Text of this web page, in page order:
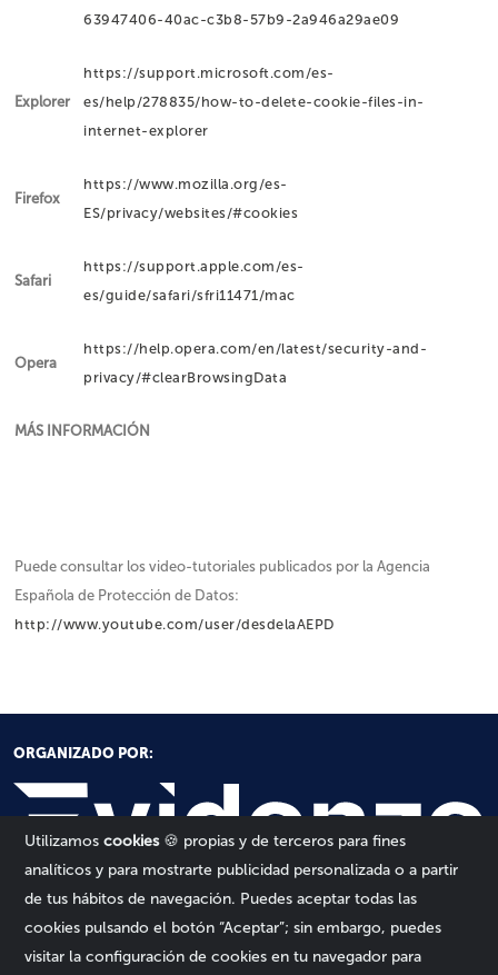
63947406-40ac-c3b8-57b9-2a946a29ae09
Explorer
https://support.microsoft.com/es-
es/help/278835/how-to-delete-cookie-files-in-
internet-explorer
Firefox
https://www.mozilla.org/es-
ES/privacy/websites/#cookies
Safari
https://support.apple.com/es-
es/guide/safari/sfri11471/mac
Opera
https://help.opera.com/en/latest/security-and-
privacy/#clearBrowsingData
MÁS INFORMACIÓN
Puede consultar los video-tutoriales publicados por la Agencia
Española de Protección de Datos:
http://www.youtube.com/user/desdelaAEPD
ORGANIZADO POR:
Inicio Aviso legal
Utilizamos cookies🍪 propias y de terceros para fines
analíticos y para mostrarte publicidad personalizada o a partir
de tus hábitos de navegación. Puedes aceptar todas las
cookies pulsando el botón “Aceptar”; sin embargo, puedes
visitar la configuración de cookies en tu navegador para